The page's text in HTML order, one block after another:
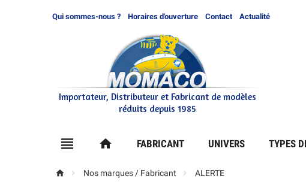
Qui sommes-nous ? Horaires d'ouverture Contact Actualité
Importateur, Distributeur et Fabricant de modèles
réduits depuis 1985
 home FABRICANT UNIVERS TYPES
  Nos marques / Fabricant  ALERTE